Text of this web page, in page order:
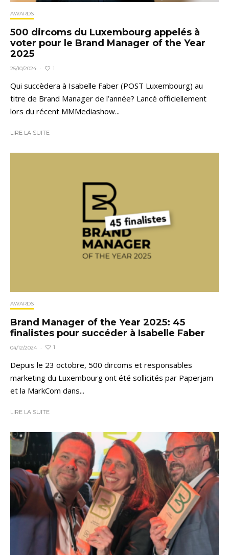
AWARDS
500 dircoms du Luxembourg appelés à
voter pour le Brand Manager of the Year
2025
25/10/2024 · 1
Qui succèdera à Isabelle Faber (POST Luxembourg) au
titre de Brand Manager de l’année? Lancé officiellement
lors du récent MMMediashow...
LIRE LA SUITE
AWARDS
Brand Manager of the Year 2025: 45
finalistes pour succéder à Isabelle Faber
04/12/2024 · 1
Depuis le 23 octobre, 500 dircoms et responsables
marketing du Luxembourg ont été sollicités par Paperjam
et la MarkCom dans...
LIRE LA SUITE